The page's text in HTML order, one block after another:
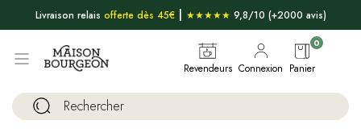
Livraison relais offerte dès 45€| ★★★★★ 9,8/10 (+2000 avis)
Revendeurs Connexion Panier
0